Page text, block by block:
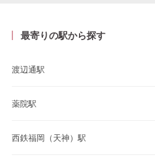
最寄りの駅から探す
渡辺通駅
薬院駅
西鉄福岡（天神）駅